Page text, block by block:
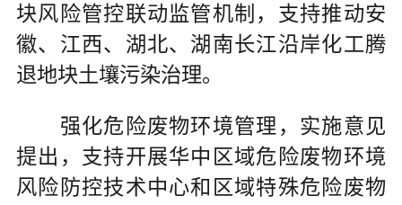
块风险管控联动监管机制，支持推动安
徽、江西、湖北、湖南长江沿岸化工腾
退地块土壤污染治理。
强化危险废物环境管理，实施意见
提出，支持开展华中区域危险废物环境
风险防控技术中心和区域特殊危险废物